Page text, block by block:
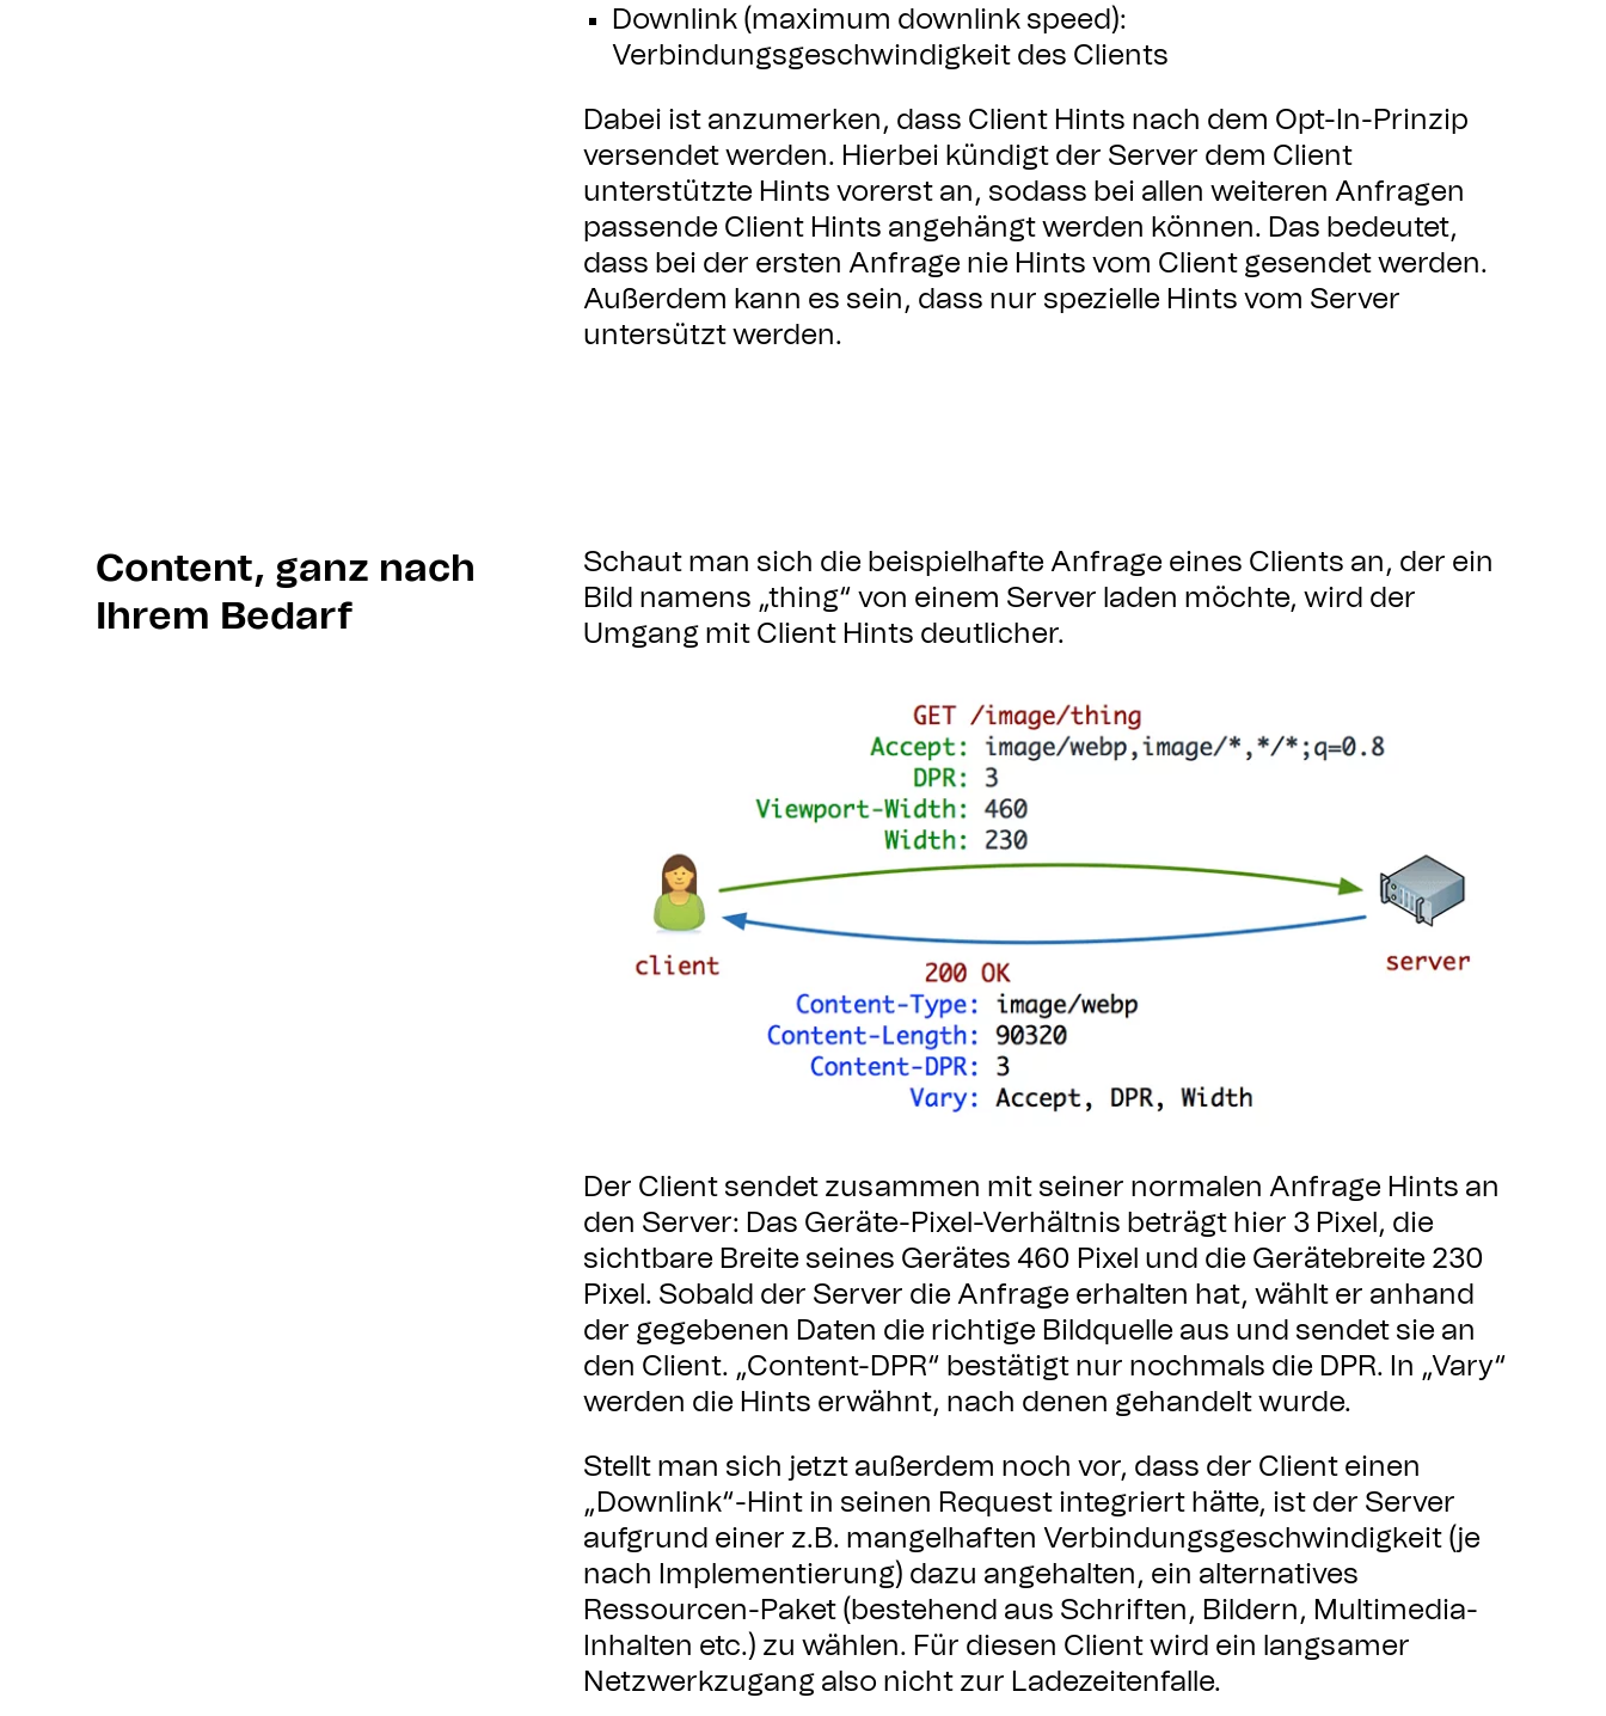
Downlink (maximum downlink speed):
Verbindungsgeschwindigkeit des Clients
Dabei ist anzumerken, dass Client Hints nach dem Opt-In-Prinzip
versendet werden. Hierbei kündigt der Server dem Client
unterstützte Hints vorerst an, sodass bei allen weiteren Anfragen
passende Client Hints angehängt werden können. Das bedeutet,
dass bei der ersten Anfrage nie Hints vom Client gesendet werden.
Außerdem kann es sein, dass nur spezielle Hints vom Server
untersützt werden.
Content, ganz nach
Ihrem Bedarf
Schaut man sich die beispielhafte Anfrage eines Clients an, der ein
Bild namens „thing“ von einem Server laden möchte, wird der
Umgang mit Client Hints deutlicher.
Der Client sendet zusammen mit seiner normalen Anfrage Hints an
den Server: Das Geräte-Pixel-Verhältnis beträgt hier 3 Pixel, die
sichtbare Breite seines Gerätes 460 Pixel und die Gerätebreite 230
Pixel. Sobald der Server die Anfrage erhalten hat, wählt er anhand
der gegebenen Daten die richtige Bildquelle aus und sendet sie an
den Client. „Content-DPR“ bestätigt nur nochmals die DPR. In „Vary“
werden die Hints erwähnt, nach denen gehandelt wurde.
Stellt man sich jetzt außerdem noch vor, dass der Client einen
„Downlink“-Hint in seinen Request integriert hätte, ist der Server
aufgrund einer z.B. mangelhaften Verbindungsgeschwindigkeit (je
nach Implementierung) dazu angehalten, ein alternatives
Ressourcen-Paket (bestehend aus Schriften, Bildern, Multimedia-
Inhalten etc.) zu wählen. Für diesen Client wird ein langsamer
Netzwerkzugang also nicht zur Ladezeitenfalle.